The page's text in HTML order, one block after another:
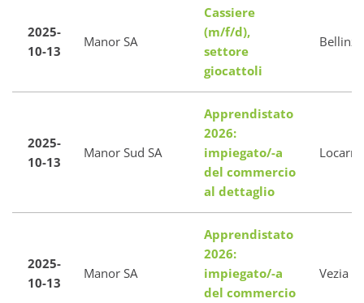
2025-
10-13
Manor SA
Cassiere
(m/f/d),
settore
giocattoli
2025-
10-13
Manor Sud SA
Apprendistato
2026:
impiegato/-a
del commercio
al dettaglio
Locarno
2025-
10-13
Manor SA
Apprendistato
2026:
impiegato/-a
del commercio
Vezia